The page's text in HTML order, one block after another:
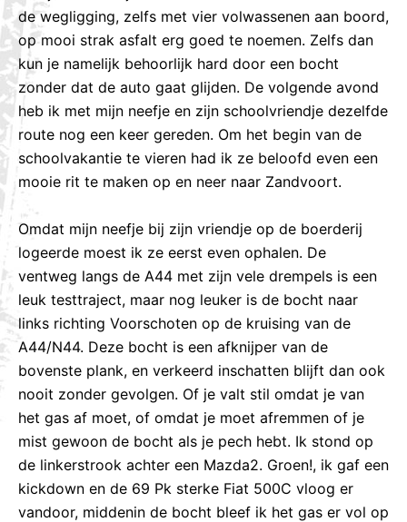
de wegligging, zelfs met vier volwassenen aan boord,
op mooi strak asfalt erg goed te noemen. Zelfs dan
kun je namelijk behoorlijk hard door een bocht
zonder dat de auto gaat glijden. De volgende avond
heb ik met mijn neefje en zijn schoolvriendje dezelfde
route nog een keer gereden. Om het begin van de
schoolvakantie te vieren had ik ze beloofd even een
mooie rit te maken op en neer naar Zandvoort.
Omdat mijn neefje bij zijn vriendje op de boerderij
logeerde moest ik ze eerst even ophalen. De
ventweg langs de A44 met zijn vele drempels is een
leuk testtraject, maar nog leuker is de bocht naar
links richting Voorschoten op de kruising van de
A44/N44. Deze bocht is een afknijper van de
bovenste plank, en verkeerd inschatten blijft dan ook
nooit zonder gevolgen. Of je valt stil omdat je van
het gas af moet, of omdat je moet afremmen of je
mist gewoon de bocht als je pech hebt. Ik stond op
de linkerstrook achter een Mazda2. Groen!, ik gaf een
kickdown en de 69 Pk sterke Fiat 500C vloog er
vandoor, middenin de bocht bleef ik het gas er vol op